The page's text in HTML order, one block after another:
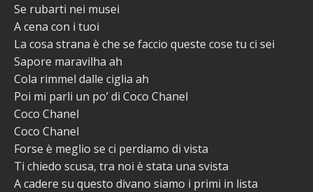
Se rubarti nei musei
A cena con i tuoi
La cosa strana è che se faccio queste cose tu ci sei
Sapore maravilha ah
Cola rimmel dalle ciglia ah
Poi mi parli un po’ di Coco Chanel
Coco Chanel
Coco Chanel
Forse è meglio se ci perdiamo di vista
Ti chiedo scusa, tra noi è stata una svista
A cadere su questo divano siamo i primi in lista